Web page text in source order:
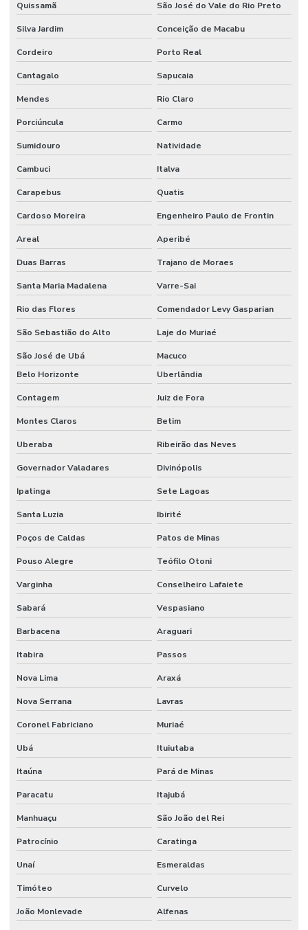
Quissamã São José do Vale do Rio Preto
Silva Jardim Conceição de Macabu
Cordeiro Porto Real
Cantagalo Sapucaia
Mendes Rio Claro
Porciúncula Carmo
Sumidouro Natividade
Cambuci Italva
Carapebus Quatis
Cardoso Moreira Engenheiro Paulo de Frontin
Areal Aperibé
Duas Barras Trajano de Moraes
Santa Maria Madalena Varre-Sai
Rio das Flores Comendador Levy Gasparian
São Sebastião do Alto Laje do Muriaé
São José de Ubá
Macuco
Belo Horizonte
Uberlândia
Contagem Juiz de Fora
Montes Claros Betim
Uberaba Ribeirão das Neves
Governador Valadares Divinópolis
Ipatinga Sete Lagoas
Santa Luzia Ibirité
Poços de Caldas Patos de Minas
Pouso Alegre Teófilo Otoni
Varginha Conselheiro Lafaiete
Sabará Vespasiano
Barbacena Araguari
Itabira Passos
Nova Lima Araxá
Nova Serrana Lavras
Coronel Fabriciano Muriaé
Ubá Ituiutaba
Itaúna Pará de Minas
Paracatu Itajubá
Manhuaçu São João del Rei
Patrocínio Caratinga
Unaí Esmeraldas
Timóteo Curvelo
João Monlevade Alfenas